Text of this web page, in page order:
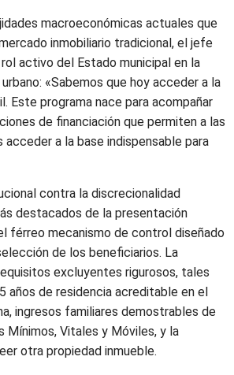
macroeconómicas actuales que
inmobiliario tradicional, el jefe
activo del Estado municipal en la
«Sabemos que hoy acceder a la
Este programa nace para acompañar
de financiación que permiten a las
acceder a la base indispensable para
contra la discrecionalidad
destacados de la presentación
férreo mecanismo de control diseñado
de los beneficiarios. La
excluyentes rigurosos, tales
años de residencia acreditable en el
ingresos familiares demostrables de
Mínimos, Vitales y Móviles, y la
otra propiedad inmueble.